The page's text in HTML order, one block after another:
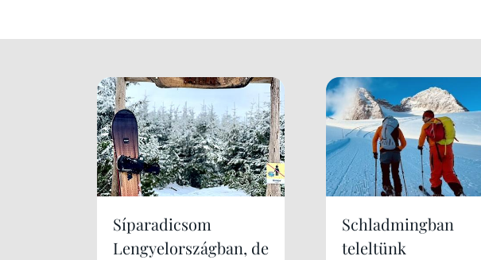
Síparadicsom
Lengyelországban, de
Schladmingban
teleltünk